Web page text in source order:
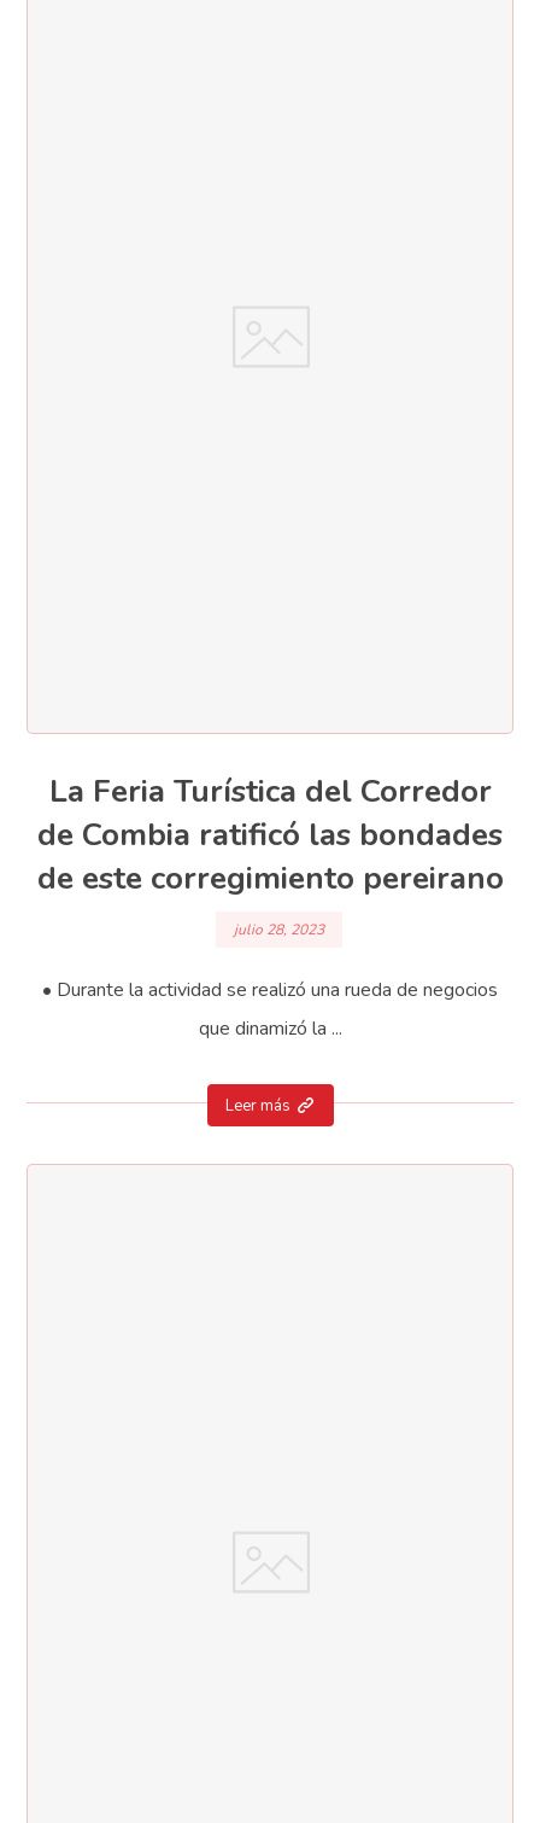
La Feria Turística del Corredor
de Combia ratificó las bondades
de este corregimiento pereirano
julio 28, 2023
• Durante la actividad se realizó una rueda de negocios
que dinamizó la ...
Leer más